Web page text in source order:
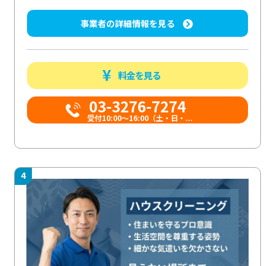
事業者の詳細情報を見る
料金を見る
03-3276-7274
受付10:00〜16:00（土・日・...
4